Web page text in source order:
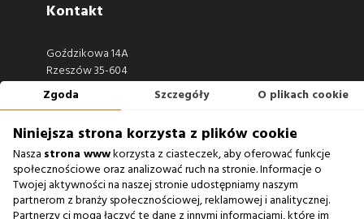
Kontakt
Goździkowa 14A
Rzeszów 35-604
Zobacz również
Zgoda Szczegóły O plikach cookie
Niniejsza strona korzysta z plików cookie
Nasza strona wwwkorzysta z ciasteczek, aby oferować funkcje
społecznościowe oraz analizować ruch na stronie. Informacje o
Twojej aktywności na naszej stronie udostępniamy naszym
partnerom z branży społecznościowej, reklamowej i analitycznej.
Partnerzy ci mogą łączyć te dane z innymi informacjami, które im